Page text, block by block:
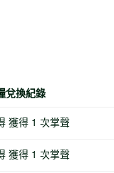
兌換紀錄
獲得 1 次掌聲
獲得 1 次掌聲